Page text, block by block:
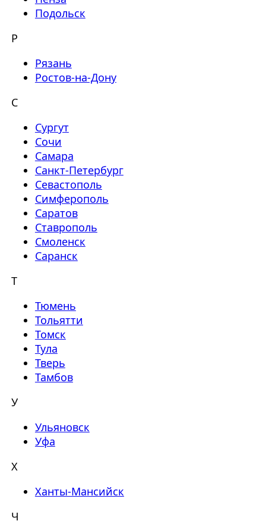
Подольск
Р
Рязань
Ростов-на-Дону
С
Сургут
Сочи
Самара
Санкт-Петербург
Севастополь
Симферополь
Саратов
Ставрополь
Смоленск
Саранск
Т
Тюмень
Тольятти
Томск
Тула
Тверь
Тамбов
У
Ульяновск
Уфа
Х
Ханты-Мансийск
Ч